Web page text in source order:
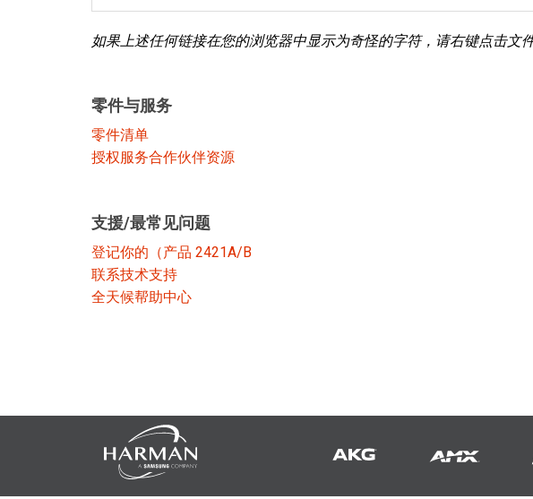
巡演音响
录音与广播
停产型号
如果上述任何链接在您的浏览器中显示为奇怪的字符，请右键点击文
零件与服务
零件清单
授权服务合作伙伴资源
支援/最常见问题
登记你的（产品 2421A/B
联系技术支持
全天候帮助中心